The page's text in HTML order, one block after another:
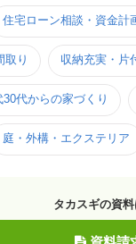
住宅ローン相談・資金計
取り 収納充実・片
30代からの家づくり
庭・外構・エクステリア
タカスギの資